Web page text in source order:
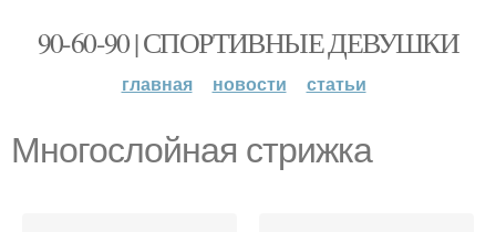
90-60-90 | СПОРТИВНЫЕ ДЕВУШКИ
главная новости статьи
Многослойная стрижка